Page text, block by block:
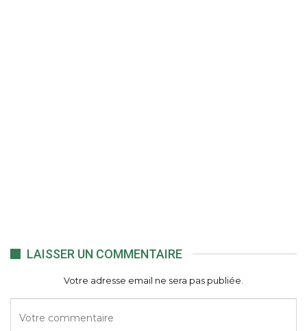
LAISSER UN COMMENTAIRE
Votre adresse email ne sera pas publiée.